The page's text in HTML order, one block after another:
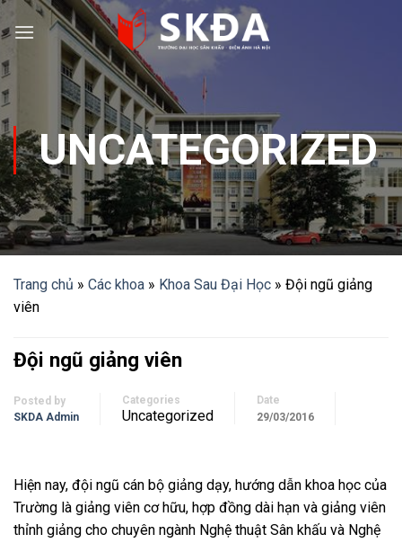
Skip
to
content
UNCATEGORIZED
Trang chủ » Các khoa » Khoa Sau Đại Học » Đội ngũ giảng
viên
Đội ngũ giảng viên
Posted by
SKDA Admin
Categories
Uncategorized
Date
29/03/2016
Hiện nay, đội ngũ cán bộ giảng dạy, hướng dẫn khoa học của
Trường là giảng viên cơ hữu, hợp đồng dài hạn và giảng viên
thỉnh giảng cho chuyên ngành Nghệ thuật Sân khấu và Nghệ